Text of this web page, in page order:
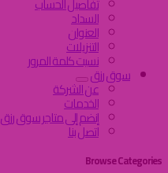
السداد
العنوان
التنزيلات
نسيت كلمة المرور
سوق رزق
عن الشركة
الخدمات
إنضم إلى متاجر سوق رزق
اتصل بنا
Browse Categories